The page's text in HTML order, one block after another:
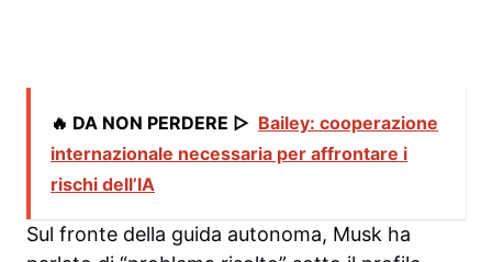
🔥 DA NON PERDERE ▷ Bailey: cooperazione
internazionale necessaria per affrontare i
rischi dell’IA
Sul fronte della guida autonoma, Musk ha